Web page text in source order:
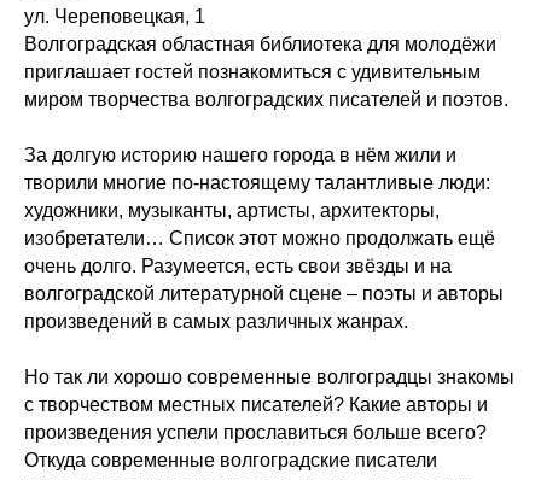
ул. Череповецкая, 1
Волгоградская областная библиотека для молодёжи
приглашает гостей познакомиться с удивительным
миром творчества волгоградских писателей и поэтов.
За долгую историю нашего города в нём жили и
творили многие по-настоящему талантливые люди:
художники, музыканты, артисты, архитекторы,
изобретатели… Список этот можно продолжать ещё
очень долго. Разумеется, есть свои звёзды и на
волгоградской литературной сцене – поэты и авторы
произведений в самых различных жанрах.
Но так ли хорошо современные волгоградцы знакомы
с творчеством местных писателей? Какие авторы и
произведения успели прославиться больше всего?
Откуда современные волгоградские писатели